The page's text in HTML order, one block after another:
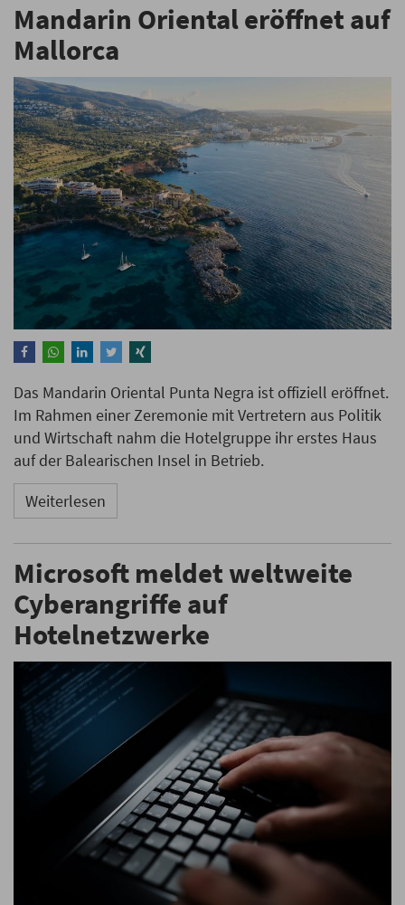
Mandarin Oriental eröffnet auf
Mallorca
Das Mandarin Oriental Punta Negra ist offiziell eröffnet.
Im Rahmen einer Zeremonie mit Vertretern aus Politik
und Wirtschaft nahm die Hotelgruppe ihr erstes Haus
auf der Balearischen Insel in Betrieb.
Weiterlesen
Microsoft meldet weltweite
Cyberangriffe auf
Hotelnetzwerke